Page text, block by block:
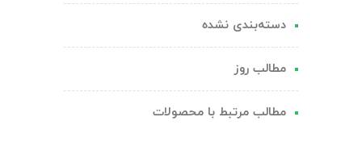
دسته‌بندی نشده
مطالب روز
مطالب مرتبط با محصولات